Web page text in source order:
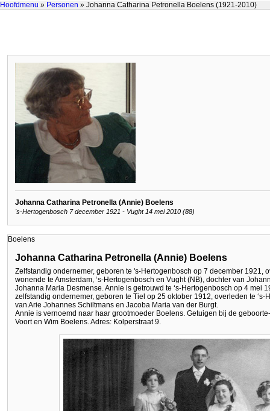
Hoofdmenu » Personen » Johanna Catharina Petronella Boelens (1921-2010)
Johanna Catharina Petronella (Annie) Boelens
's-Hertogenbosch 7 december 1921 - Vught 14 mei 2010 (88)
Boelens
Johanna Catharina Petronella (Annie) Boelens
Zelfstandig ondernemer, geboren te 's-Hertogenbosch op 7 december 1921,
wonende te Amsterdam, ‘s-Hertogenbosch en Vught (NB), dochter van
Johanna Maria Desmense. Annie is getrouwd te ‘s-Hertogenbosch op 4 mei
zelfstandig ondernemer, geboren te Tiel op 25 oktober 1912, overleden te
van Arie Johannes Schiltmans en Jacoba Maria van der Burgt.
Annie is vernoemd naar haar grootmoeder Boelens. Getuigen bij de
Voort en Wim Boelens. Adres: Kolperstraat 9.